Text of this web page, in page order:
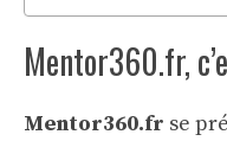
Mentor360.fr,
Mentor360.fr se